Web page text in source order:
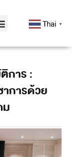
Thai ▼
การ :
าการด้วย